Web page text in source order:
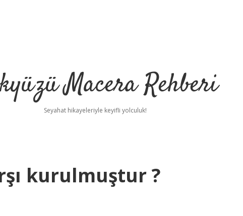
Macera Rehberi
Seyahat hikayeleriyle keyifli yolculuk!
kurulmuştur ?